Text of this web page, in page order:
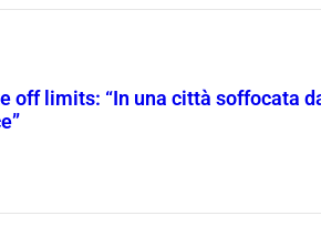
off limits: “In una città soffocata